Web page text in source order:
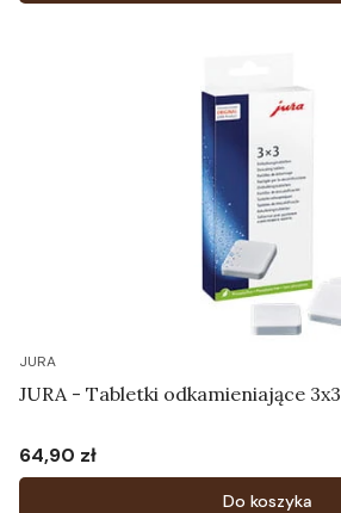
JURA
JURA - Tabletki odkamieniające 3x3
Cena
64,90 zł
Do koszyka